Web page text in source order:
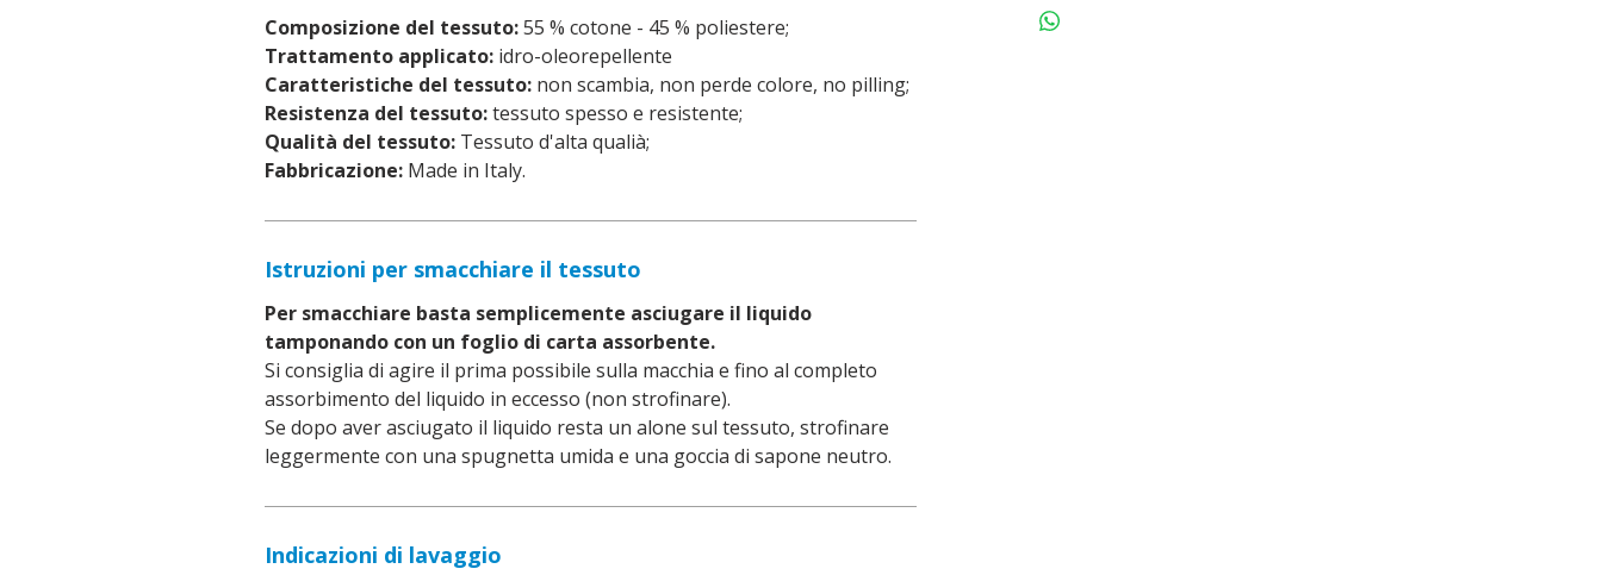
Composizione del tessuto:55 % cotone - 45 % poliestere;
Trattamento applicato: idro-oleorepellente
Caratteristiche del tessuto: non scambia, non perde colore, no pilling;
Resistenza del tessuto:tessuto spesso e resistente;
Qualità del tessuto: Tessuto d'alta qualià;
Fabbricazione: Made in Italy.
Istruzioni per smacchiare il tessuto
Per smacchiare basta semplicemente asciugare il liquido
tamponando con un foglio di carta assorbente.
Si consiglia di agire il prima possibile sulla macchia e fino al completo
assorbimento del liquido in eccesso (non strofinare).
Se dopo aver asciugato il liquido resta un alone sul tessuto, strofinare
leggermente con una spugnetta umida e una goccia di sapone neutro.
Indicazioni di lavaggio